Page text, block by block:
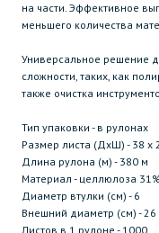
на части. Эффективное
меньшего количества
Универсальное решение
сложности, таких, как
также очистка
Тип упаковки - в рулонах
Размер листа (ДхШ) - 38 х
Длина рулона (м) - 380 м
Материал - целлюлоза
Диаметр втулки (см) - 6
Внешний диаметр (см) - 26
Листов в 1 рулоне - 1000